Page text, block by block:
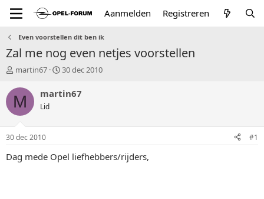
Aanmelden Registreren
Even voorstellen dit ben ik
Zal me nog even netjes voorstellen
T
p
i
a
r
martin67
S
a
u
30 dec 2010
M martin67
Lid
30 dec 2010 #1
Dag mede Opel liefhebbers/rijders,